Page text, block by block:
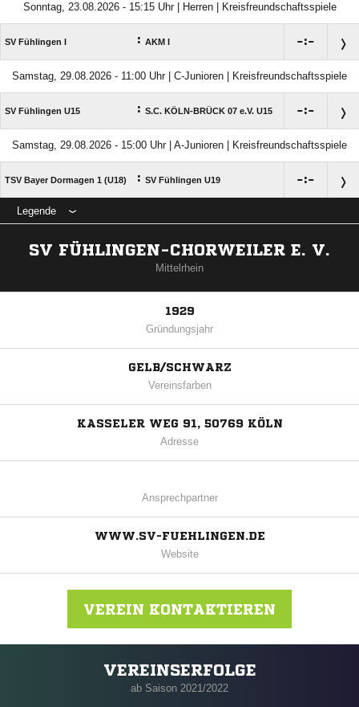
Sonntag, 23.08.2026 - 15:15 Uhr | Herren | Kreisfreundschaftsspiele
SV Fühlingen I : AKM I :
Samstag, 29.08.2026 - 11:00 Uhr | C-Junioren | Kreisfreundschaftsspiele
SV Fühlingen U15 : S.C. KÖLN-BRÜCK 07 e.V. U15 :
Samstag, 29.08.2026 - 15:00 Uhr | A-Junioren | Kreisfreundschaftsspiele
TSV Bayer Dormagen 1 (U18) : SV Fühlingen U19 :
Legende
SV FÜHLINGEN-CHORWEILER E. V.
Mittelrhein
1929
Gründungsjahr
GELB/SCHWARZ
Vereinsfarben
KASSELER WEG 91, 50769 KÖLN
Adresse
Ansprechpartner
WWW.SV-FUEHLINGEN.DE
Website
VEREIN KONTAKTIEREN
Nachricht an SV Fühlingen-Chorweiler e. V.
VEREINSERFOLGE
ab Saison 2021/2022